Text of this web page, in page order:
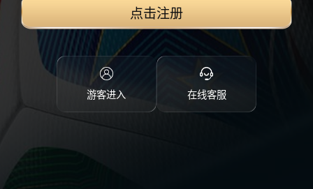
点击注册
游客进入 在线客服